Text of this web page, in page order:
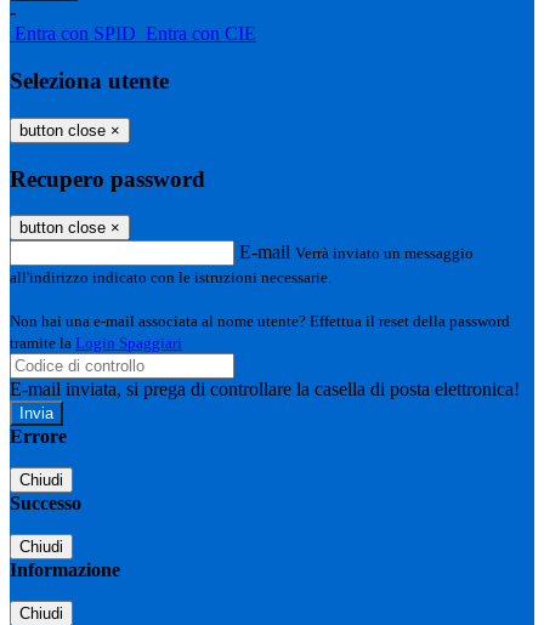
-
Entra con SPID Entra con CIE
Seleziona utente
button close ×
Recupero password
button close ×
E-mail Verrà inviato un messaggio
all'indirizzo indicato con le istruzioni necessarie.
Non hai una e-mail associata al nome utente? Effettua il reset della password
tramite la Login Spaggiari
E-mail inviata, si prega di controllare la casella di posta elettronica!
Errore
Chiudi
Successo
Chiudi
Informazione
Chiudi